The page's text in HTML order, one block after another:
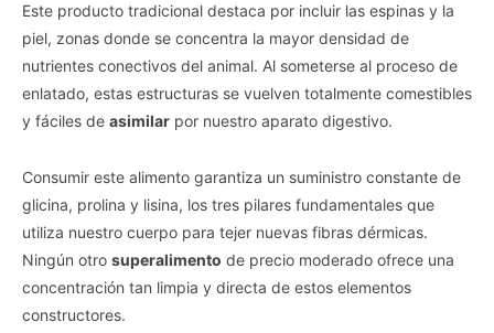
Este producto tradicional destaca por incluir las espinas y la
piel, zonas donde se concentra la mayor densidad de
nutrientes conectivos del animal. Al someterse al proceso de
enlatado, estas estructuras se vuelven totalmente comestibles
y fáciles de asimilar por nuestro aparato digestivo.
Consumir este alimento garantiza un suministro constante de
glicina, prolina y lisina, los tres pilares fundamentales que
utiliza nuestro cuerpo para tejer nuevas fibras dérmicas.
Ningún otro superalimento de precio moderado ofrece una
concentración tan limpia y directa de estos elementos
constructores.